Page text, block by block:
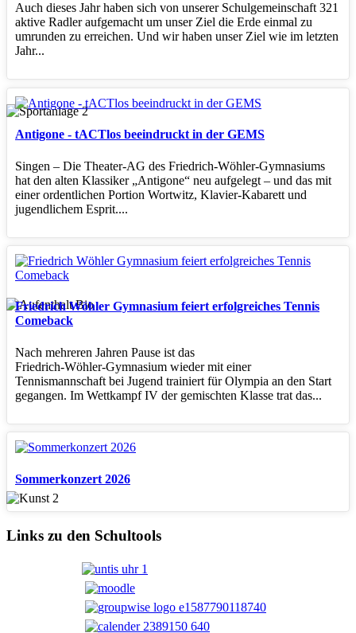
Auch dieses Jahr haben sich von unserer Schulgemeinschaft 321
aktive Radler aufgemacht um unser Ziel die Erde einmal zu
umrunden zu erreichen. Und wir haben unser Ziel wie im letzten
Jahr...
Antigone - tACTlos beeindruckt in der GEMS
Singen – Die Theater‑AG des Friedrich‑Wöhler‑Gymnasiums
hat den alten Klassiker „Antigone“ neu aufgelegt – und das mit
einer ordentlichen Portion Wortwitz, Klavier‑Kabarett und
jugendlichem Esprit....
Friedrich Wöhler Gymnasium feiert erfolgreiches Tennis
Comeback
Nach mehreren Jahren Pause ist das
Friedrich‑Wöhler‑Gymnasium wieder mit einer
Tennismannschaft bei Jugend trainiert für Olympia an den Start
gegangen. Im Wettkampf IV der gemischten Klasse trat das...
Sommerkonzert 2026
Links zu den Schultools